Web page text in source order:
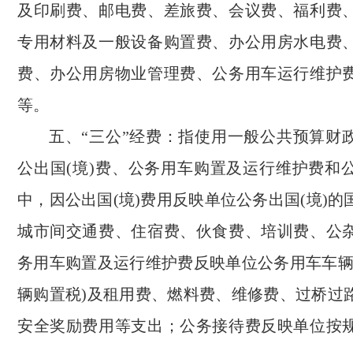
及印刷费、邮电费、差旅费、会议费、福利费
专用材料及一般设备购置费、办公用房水电费
费、办公用房物业管理费、公务用车运行维护
等。
五、“三公”经费：指使用一般公共预算财
公出国(境)费、公务用车购置及运行维护费和
中，因公出国(境)费用反映单位公务出国(境)的
城市间交通费、住宿费、伙食费、培训费、公
务用车购置及运行维护费反映单位公务用车车
辆购置税)及租用费、燃料费、维修费、过桥过
安全奖励费用等支出；公务接待费反映单位按